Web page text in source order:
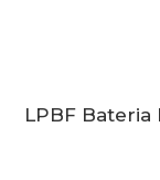
LPBF Bateria